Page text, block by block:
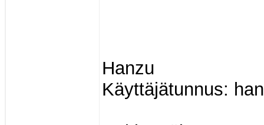
Hanzu
Käyttäjätunnus: